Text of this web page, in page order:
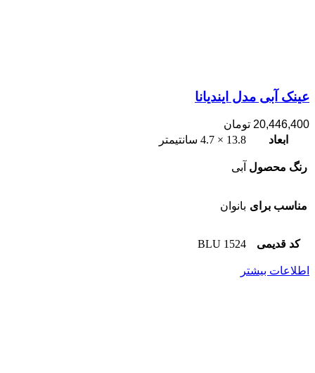
عینک آبی مدل ایندیانا
20,446,400 تومان
ابعاد
13.8 × 4.7 سانتیمتر
رنگ محصول آبی
مناسب برای بانوان
کد قدیمی 1524 BLU
اطلاعات بیشتر